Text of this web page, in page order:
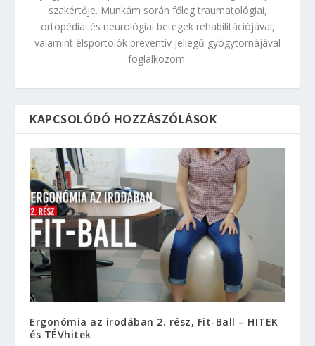
szakértője. Munkám során főleg traumatológiai,
ortopédiai és neurológiai betegek rehabilitációjával,
valamint élsportolók preventív jellegű gyógytornájával
foglalkozom.
KAPCSOLÓDÓ HOZZÁSZÓLÁSOK
Ergonómia az irodában 2. rész, Fit-Ball – HITEK
és TÉVhitek